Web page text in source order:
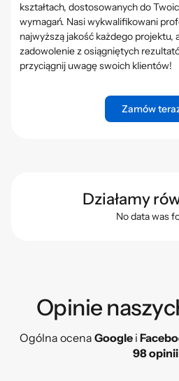
kształtach, dostosowanych do
wymagań. Nasi wykwalifikowani
najwyższą jakość każdego projektu,
zadowolenie z osiągniętych
przyciągnij uwagę swoich klientów!
Zamów
Działamy
No data was
Opinie
Ogólna ocena Google i
98 opinii